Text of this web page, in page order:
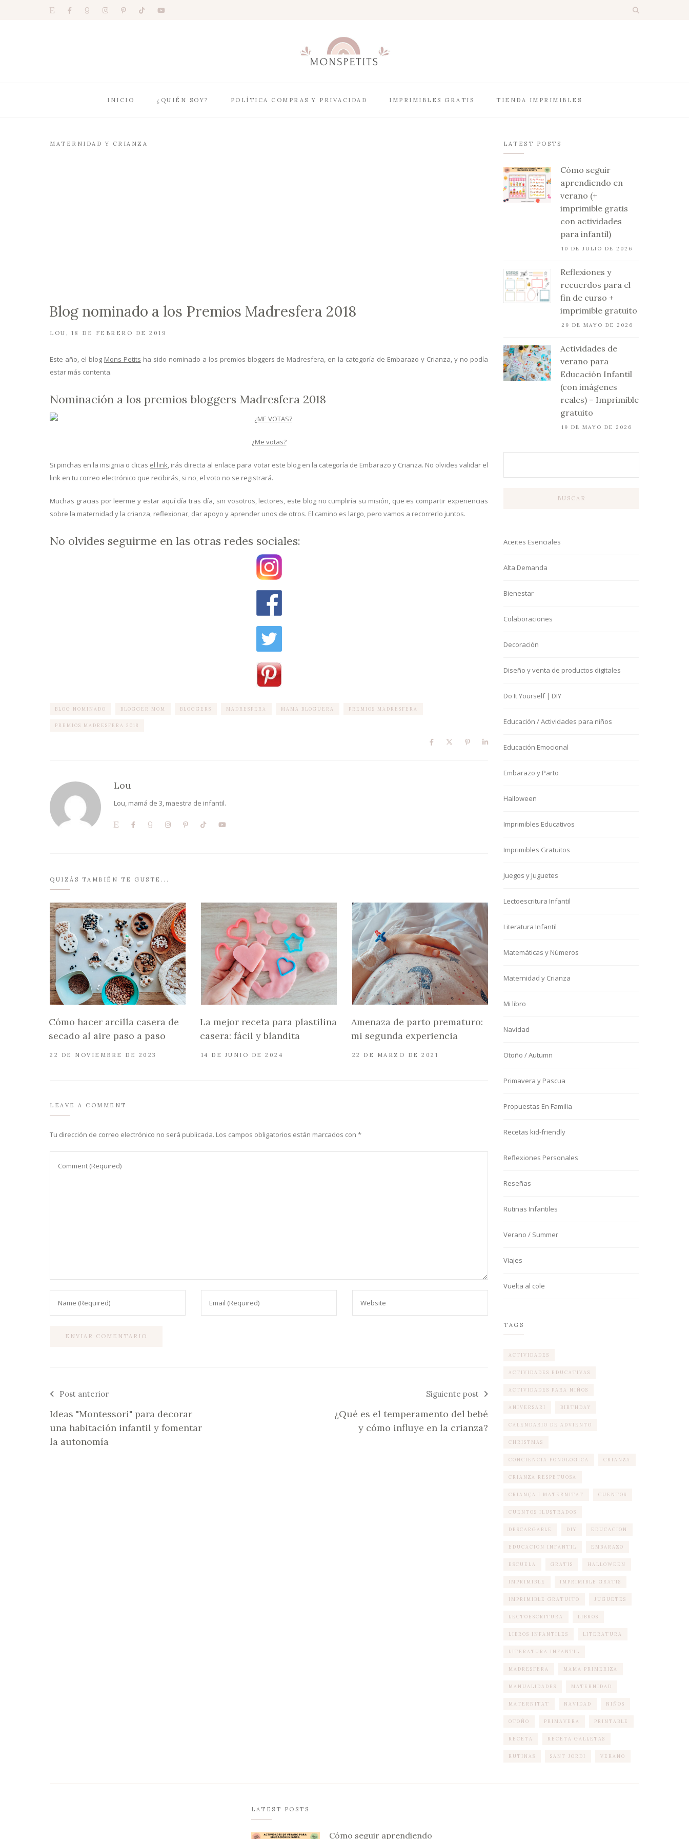
INICIO ¿QUIÉN SOY? POLÍTICA COMPRAS Y PRIVACIDAD IMPRIMIBLES GRATIS TIENDA IMPRIMIBLES
MATERNIDAD Y CRIANZA
Blog nominado a los Premios Madresfera 2018
LOU 18 DE FEBRERO DE 2019
Este año, el blog Mons Petits ha sido nominado a los premios bloggers de Madresfera, en la categoría de Embarazo y Crianza, y no podía
estar más contenta.
Nominación a los premios bloggers Madresfera 2018
¿Me votas?
Si pinchas en la insignia o clicas el link, irás directa al enlace para votar este blog en la categoría de Embarazo y Crianza. No olvides validar el
link en tu correo electrónico que recibirás, si no, el voto no se registrará.
Muchas gracias por leerme y estar aquí día tras día, sin vosotros, lectores, este blog no cumpliría su misión, que es compartir experiencias
sobre la maternidad y la crianza, reflexionar, dar apoyo y aprender unos de otros. El camino es largo, pero vamos a recorrerlo juntos.
No olvides seguirme en las otras redes sociales:
BLOG NOMINADO BLOGGER MOM BLOGGERS MADRESFERA MAMA BLOGUERA PREMIOS MADRESFERA
PREMIOS MADRESFERA 2018
Lou
Lou, mamá de 3, maestra de infantil.
QUIZÁS TAMBIÉN TE GUSTE...
Cómo hacer arcilla casera de
secado al aire paso a paso
22 DE NOVIEMBRE DE 2023
La mejor receta para plastilina
casera: fácil y blandita
14 DE JUNIO DE 2024
Amenaza de parto prematuro:
mi segunda experiencia
22 DE MARZO DE 2021
LEAVE A COMMENT
Tu dirección de correo electrónico no será publicada. Los campos obligatorios están marcados con *
Post anterior
Ideas "Montessori" para decorar
una habitación infantil y fomentar
la autonomía
Siguiente post
¿Qué es el temperamento del bebé
y cómo influye en la crianza?
LATEST POSTS
Cómo seguir
aprendiendo en
verano (+
imprimible gratis
con actividades
para infantil)
10 DE JULIO DE 2026
Reflexiones y
recuerdos para el
fin de curso +
imprimible gratuito
29 DE MAYO DE 2026
Actividades de
verano para
Educación Infantil
(con imágenes
reales) – Imprimible
gratuito
19 DE MAYO DE 2026
BUSCAR
Aceites Esenciales
Alta Demanda
Bienestar
Colaboraciones
Decoración
Diseño y venta de productos digitales
Do It Yourself | DIY
Educación / Actividades para niños
Educación Emocional
Embarazo y Parto
Halloween
Imprimibles Educativos
Imprimibles Gratuitos
Juegos y Juguetes
Lectoescritura Infantil
Literatura Infantil
Matemáticas y Números
Maternidad y Crianza
Mi libro
Navidad
Otoño / Autumn
Primavera y Pascua
Propuestas En Familia
Recetas kid-friendly
Reflexiones Personales
Reseñas
Rutinas Infantiles
Verano / Summer
Viajes
Vuelta al cole
TAGS
ACTIVIDADES
ACTIVIDADES EDUCATIVAS
ACTIVIDADES PARA NIÑOS
ANIVERSARI BIRTHDAY
CALENDARIO DE ADVIENTO
CHRISTMAS
CONCIENCIA FONOLOGICA CRIANZA
CRIANZA RESPETUOSA
CRIANÇA I MATERNITAT CUENTOS
CUENTOS ILUSTRADOS
DESCARGABLE DIY EDUCACION
EDUCACION INFANTIL EMBARAZO
ESCUELA GRATIS HALLOWEEN
IMPRIMIBLE IMPRIMIBLE GRATIS
IMPRIMIBLE GRATUITO JUGUETES
LECTOESCRITURA LIBROS
LIBROS INFANTILES LITERATURA
LITERATURA INFANTIL
MADRESFERA MAMA PRIMERIZA
MANUALIDADES MATERNIDAD
MATERNITAT NAVIDAD NIÑOS
OTOÑO PRIMAVERA PRINTABLE
RECETA RECETA GALLETAS
RUTINAS SANT JORDI VERANO
LATEST POSTS
Cómo seguir aprendiendo